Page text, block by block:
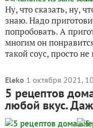
Ну, что сказать, ну,
знаю. Надо
попробовать. А
многим он
такой соус, просто
Eleko 1 октября 2021,
5 рецептов
любой вкус.